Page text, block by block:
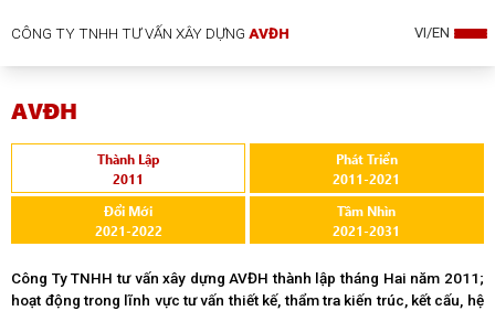
CÔNG TY TNHH TƯ VẤN XÂY DỰNGAVĐH VI/EN
AVĐH
Công Ty TNHH tư vấn xây dựng AVĐH thành lập tháng Hai năm 2011;
hoạt động trong lĩnh vực tư vấn thiết kế, thẩm tra kiến trúc, kết cấu, hệ
Thành Lập
2011
Phát Triển
2011-2021
Đổi Mới
2021-2022
Tầm Nhìn
2021-2031